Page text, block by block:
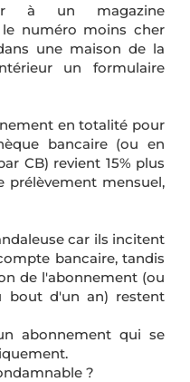
à un magazine
numéro moins cher
une maison de la
un formulaire
en totalité pour
bancaire (ou en
CB) revient 15% plus
mensuel,
car ils incitent
bancaire, tandis
de l'abonnement (ou
bout d'un an) restent
abonnement qui se
?